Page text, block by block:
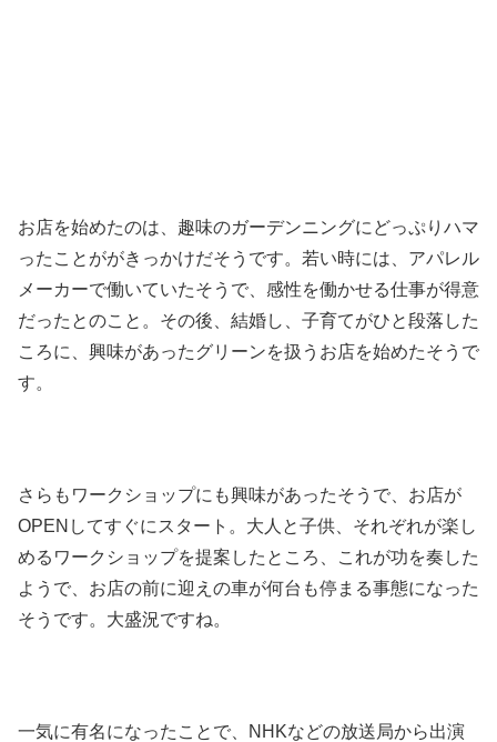
お店を始めたのは、趣味のガーデンニングにどっぷりハマ
ったことががきっかけだそうです。若い時には、アパレル
メーカーで働いていたそうで、感性を働かせる仕事が得意
だったとのこと。その後、結婚し、子育てがひと段落した
ころに、興味があったグリーンを扱うお店を始めたそうで
す。
さらもワークショップにも興味があったそうで、お店が
OPENしてすぐにスタート。大人と子供、それぞれが楽し
めるワークショップを提案したところ、これが功を奏した
ようで、お店の前に迎えの車が何台も停まる事態になった
そうです。大盛況ですね。
一気に有名になったことで、NHKなどの放送局から出演